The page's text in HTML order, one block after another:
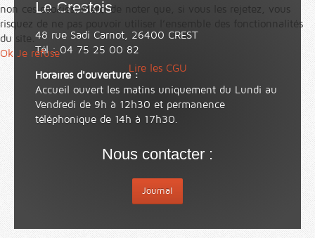
Le Crestois
48 rue Sadi Carnot, 26400 CREST
Tél : 04 75 25 00 82
Horaires d'ouverture :
Accueil ouvert les matins uniquement du Lundi au
Vendredi de 9h à 12h30 et permanence
téléphonique de 14h à 17h30.
Nous contacter :
Journal
non ces cookies. Merci de noter que, si vous les rejetez, vous
risquez de ne pas pouvoir utiliser l’ensemble des fonctionnalités
du site.
Ok Je refuse
Lire les CGU